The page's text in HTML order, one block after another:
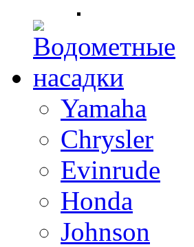
Yamaha
Chrysler
Evinrude
Honda
Johnson